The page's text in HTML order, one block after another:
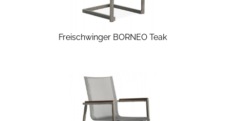
Freischwinger BORNEO Teak